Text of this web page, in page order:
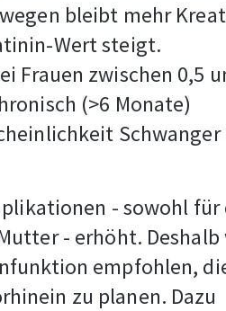
bleibt mehr
Wert steigt.
Frauen zwischen 0,5
(>6 Monate)
Schwanger
- sowohl für
- erhöht. Deshalb
empfohlen,
zu planen. Dazu